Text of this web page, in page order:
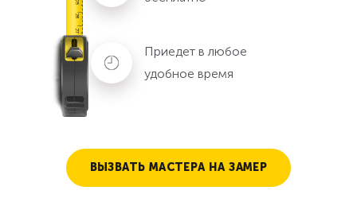
Приедет в любое
удобное время
ВЫЗВАТЬ МАСТЕРА НА ЗАМЕР